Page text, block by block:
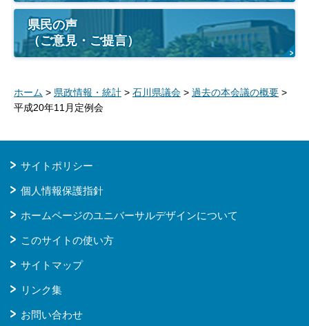
県民の声
（ご意見・ご提言）
ホーム > 県政情報・統計 > 石川県議会 > 過去の本会議の概要 >
平成20年11月定例会
サイトポリシー
個人情報保護指針
ホームページのユニバーサルデザインについて
このサイトの使い方
サイトマップ
リンク集
お問い合わせ